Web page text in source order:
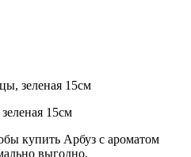
зеленая 15см
купить Арбуз с ароматом
выгодно.